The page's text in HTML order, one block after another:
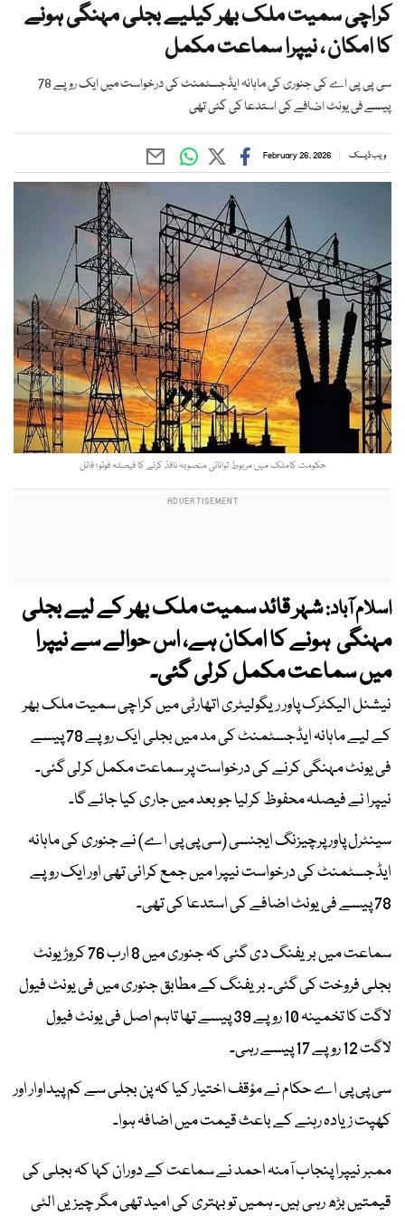
کراچی سمیت ملک بھر کیلیے بجلی مہنگی ہونے
کا امکان ، نیپرا سماعت مکمل
سی پی پی اے کی جنوری کی ماہانہ ایڈجسٹمنٹ کی درخواست میں ایک روپے 78
پیسے فی یونٹ اضافے کی استدعا کی گئی تھی
ویب ڈیسک February 26, 2026
حکومت کاملک میں مربوط توانائی منصوبہ نافذ کرنے کا فیصلہ فوٹو؛ فائل
اسلام آباد:شہر قائد سمیت ملک بھر کے لیے بجلی
مہنگی ہونے کا امکان ہے، اس حوالے سے نیپرا
میں سماعت مکمل کرلی گئی۔
نیشنل الیکٹرک پاور ریگولیٹری اتھارٹی میں کراچی سمیت ملک بھر
کے لیے ماہانہ ایڈجسٹمنٹ کی مد میں بجلی ایک روپے 78 پیسے
فی یونٹ مہنگی کرنے کی درخواست پر سماعت مکمل کرلی گئی۔
نیپرا نے فیصلہ محفوظ کرلیا جو بعد میں جاری کیا جائے گا۔
سینٹرل پاور پرچیزنگ ایجنسی (سی پی پی اے) نے جنوری کی ماہانہ
ایڈجسٹمنٹ کی درخواست نیپرا میں جمع کرائی تھی اور ایک روپے
78 پیسے فی یونٹ اضافے کی استدعا کی تھی۔
سماعت میں بریفنگ دی گئی کہ جنوری میں 8 ارب 76 کروڑ یونٹ
بجلی فروخت کی گئی۔ بریفنگ کے مطابق جنوری میں فی یونٹ فیول
لاگت کا تخمینہ 10 روپے 39 پیسے تھا تاہم اصل فی یونٹ فیول
لاگت 12 روپے 17 پیسے رہی۔
سی پی پی اے حکام نے مؤقف اختیار کیا کہ پن بجلی سے کم پیداوار اور
کھپت زیادہ رہنے کے باعث قیمت میں اضافہ ہوا۔
ممبر نیپرا پنجاب آمنہ احمد نے سماعت کے دوران کہا کہ بجلی کی
قیمتیں بڑھ رہی ہیں۔ ہمیں تو بہتری کی امید تھی مگر چیزیں الٹی